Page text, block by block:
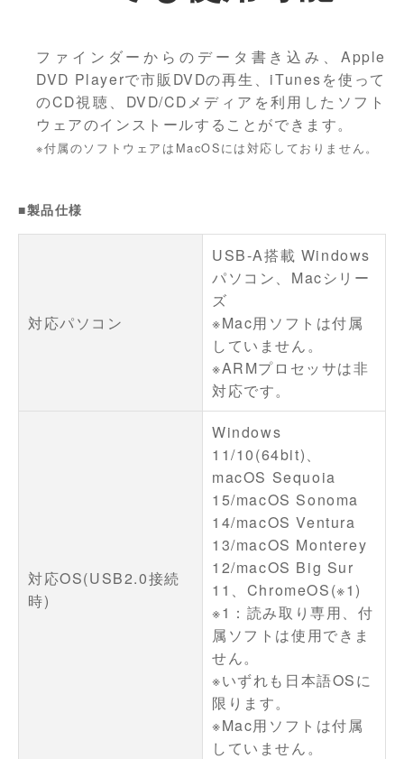
ファインダーからのデータ書き込み、Apple
DVD Playerで市販DVDの再生、iTunesを使って
のCD視聴、DVD/CDメディアを利用したソフト
ウェアのインストールすることができます。
※付属のソフトウェアはMacOSには対応しておりません。
■製品仕様
対応パソコン
USB-A搭載 Windows
パソコン、Macシリー
ズ
※Mac用ソフトは付属
していません。
※ARMプロセッサは非
対応です。
対応OS(USB2.0接続
時)
Windows
11/10(64bit)、
macOS Sequoia
15/macOS Sonoma
14/macOS Ventura
13/macOS Monterey
12/macOS Big Sur
11、ChromeOS(※1)
※1：読み取り専用、付
属ソフトは使用できま
せん。
※いずれも日本語OSに
限ります。
※Mac用ソフトは付属
していません。